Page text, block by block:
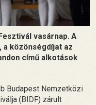
vasárnap. A
közönségdíjat az
című alkotások
Budapest Nemzetközi
(BIDF) zárult